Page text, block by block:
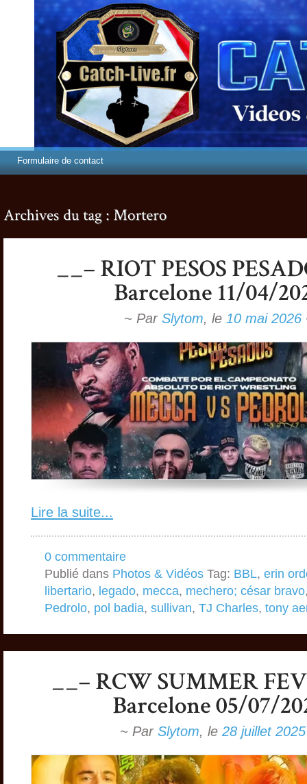
Formulaire de contact
~ Par Slytom, le 10 mai 2026
Lire la suite...
0 commentaire
Publié dans Photos & Vidéos Tag: BBL, erin
libertario, legado, mecca, mechero; césar bravo
Pedrolo, pol badia, sullivan, TJ Charles, tony
~ Par Slytom, le 28 juillet 2025